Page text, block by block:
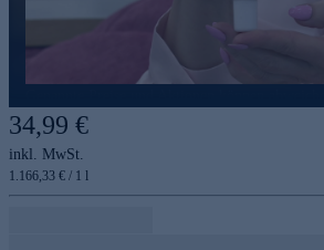
34,99 €
inkl. MwSt.
1.166,33 € / 1 l